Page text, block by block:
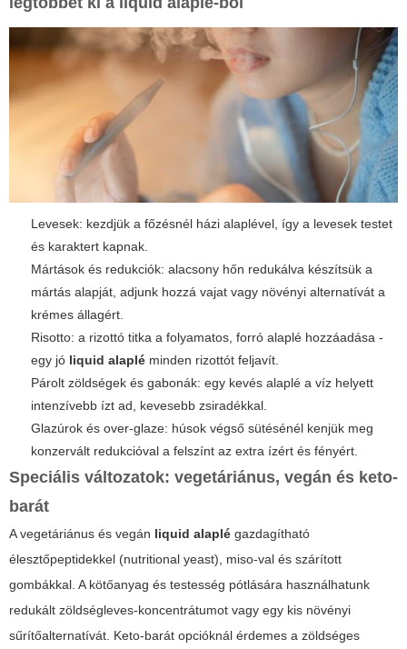
Levesek: kezdjük a főzésnél házi alaplével, így a levesek testet
és karaktert kapnak.
Mártások és redukciók: alacsony hőn redukálva készítsük a
mártás alapját, adjunk hozzá vajat vagy növényi alternatívát a
krémes állagért.
Risotto: a rizottó titka a folyamatos, forró alaplé hozzáadása -
egy jó liquid alaplé minden rizottót feljavít.
Párolt zöldségek és gabonák: egy kevés alaplé a víz helyett
intenzívebb ízt ad, kevesebb zsiradékkal.
Glazúrok és over-glaze: húsok végső sütésénél kenjük meg
konzervált redukcióval a felszínt az extra ízért és fényért.
Speciális változatok: vegetáriánus, vegán és keto-
barát
A vegetáriánus és vegán liquid alaplé gazdagítható
élesztőpeptidekkel (nutritional yeast), miso-val és szárított
gombákkal. A kötőanyag és testesség pótlására használhatunk
redukált zöldségleves-koncentrátumot vagy egy kis növényi
sűrítőalternatívát. Keto-barát opcióknál érdemes a zöldséges